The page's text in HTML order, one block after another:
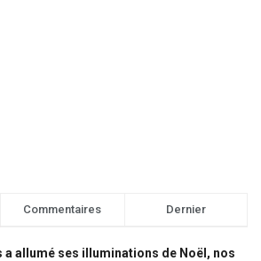
Commentaires Dernier
a allumé ses illuminations de Noël, nos